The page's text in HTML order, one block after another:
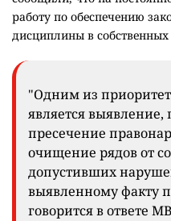
работу по обеспечению
дисциплины в собственных
"Одним из
является
пресечение
очищение рядов от
допустивших
выявленному факту
говорится в ответе